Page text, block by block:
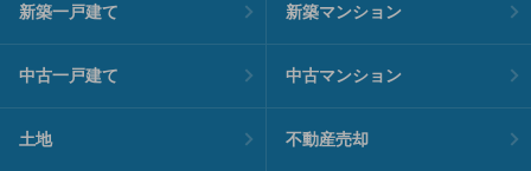
新築一戸建て 新築マンション
中古一戸建て 中古マンション
土地 不動産売却